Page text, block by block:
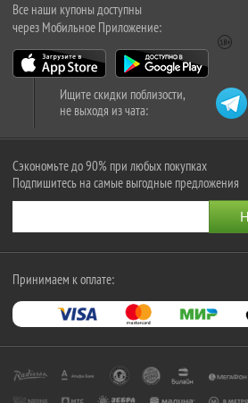
Все наши купоны доступны
через Мобильное Приложение:
Ищите скидки поблизости,
не выходя из чата:
Сэкономьте до 90% при любых покупках
Подпишитесь на самые выгодные предложения
Принимаем к оплате: